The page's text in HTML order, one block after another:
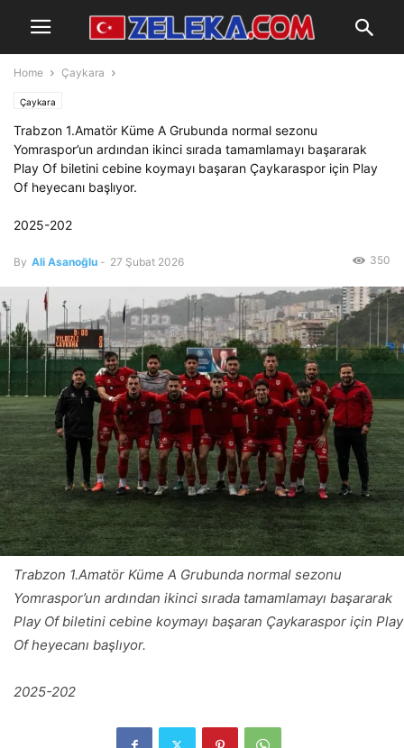
Home Çaykara
Çaykara
Trabzon 1.Amatör Küme A Grubunda normal sezonu
Yomraspor’un ardından ikinci sırada tamamlamayı başararak
Play Of biletini cebine koymayı başaran Çaykaraspor için Play
Of heyecanı başlıyor.
2025-202
By Ali Asanoğlu - 27 Şubat 2026 350
Trabzon 1.Amatör Küme A Grubunda normal sezonu
Yomraspor’un ardından ikinci sırada tamamlamayı başararak
Play Of biletini cebine koymayı başaran Çaykaraspor için Play
Of heyecanı başlıyor.
2025-202